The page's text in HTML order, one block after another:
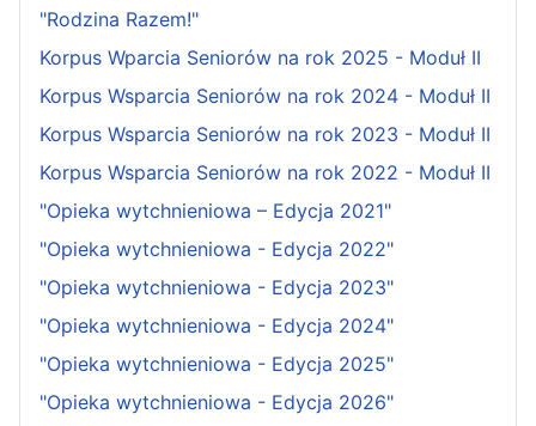
"Rodzina Razem!"
Korpus Wparcia Seniorów na rok 2025 - Moduł II
Korpus Wsparcia Seniorów na rok 2024 - Moduł II
Korpus Wsparcia Seniorów na rok 2023 - Moduł II
Korpus Wsparcia Seniorów na rok 2022 - Moduł II
"Opieka wytchnieniowa – Edycja 2021"
"Opieka wytchnieniowa - Edycja 2022"
"Opieka wytchnieniowa - Edycja 2023"
"Opieka wytchnieniowa - Edycja 2024"
"Opieka wytchnieniowa - Edycja 2025"
"Opieka wytchnieniowa - Edycja 2026"